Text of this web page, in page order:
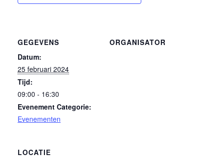
GEGEVENS
Datum:
25 februari 2024
Tijd:
09:00 - 16:30
Evenement Categorie:
Evenementen
ORGANISATOR
LOCATIE